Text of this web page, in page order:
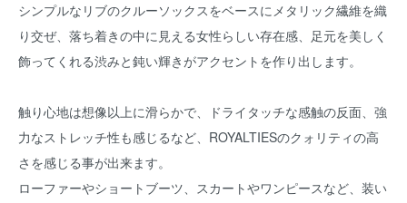
シンプルなリブのクルーソックスをベースにメタリック繊維を織
り交ぜ、落ち着きの中に見える女性らしい存在感、足元を美しく
飾ってくれる渋みと鈍い輝きがアクセントを作り出します。
触り心地は想像以上に滑らかで、ドライタッチな感触の反面、強
力なストレッチ性も感じるなど、ROYALTIESのクォリティの高
さを感じる事が出来ます。
ローファーやショートブーツ、スカートやワンピースなど、装い